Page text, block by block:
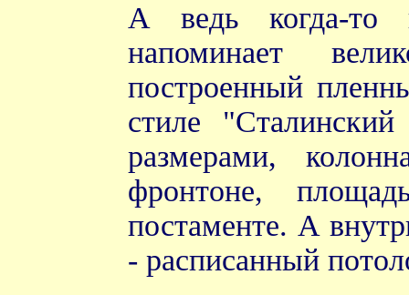
А ведь когда-то
напоминает
построенный
стиле
размерами,
фронтоне,
постаменте. А
- расписанный